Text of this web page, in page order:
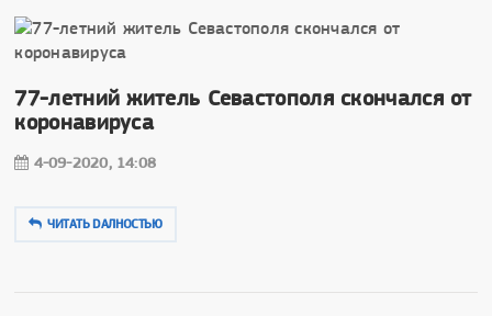
77-летний житель Севастополя скончался от
коронавируса
4-09-2020, 14:08
ЧИТАТЬ DAЛНОСТЬЮ